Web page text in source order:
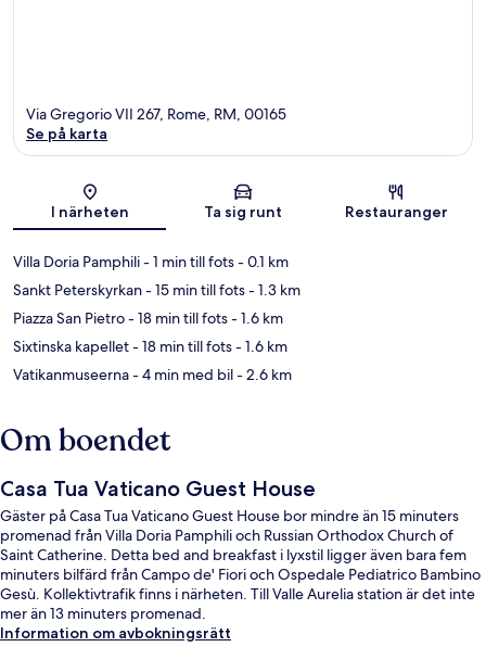
Karta
Via Gregorio VII 267, Rome, RM, 00165
Se på karta
I närheten Ta sig runt Restauranger
Villa Doria Pamphili- 1 min till fots- 0.1 km
Sankt Peterskyrkan- 15 min till fots- 1.3 km
Piazza San Pietro- 18 min till fots- 1.6 km
Sixtinska kapellet- 18 min till fots- 1.6 km
Vatikanmuseerna- 4 min med bil- 2.6 km
Om boendet
Casa Tua Vaticano Guest House
Gäster på Casa Tua Vaticano Guest House bor mindre än 15 minuters
promenad från Villa Doria Pamphili och Russian Orthodox Church of
Saint Catherine. Detta bed and breakfast i lyxstil ligger även bara fem
minuters bilfärd från Campo de' Fiori och Ospedale Pediatrico Bambino
Gesù. Kollektivtrafik finns i närheten. Till Valle Aurelia station är det inte
mer än 13 minuters promenad.
Information om avbokningsrätt